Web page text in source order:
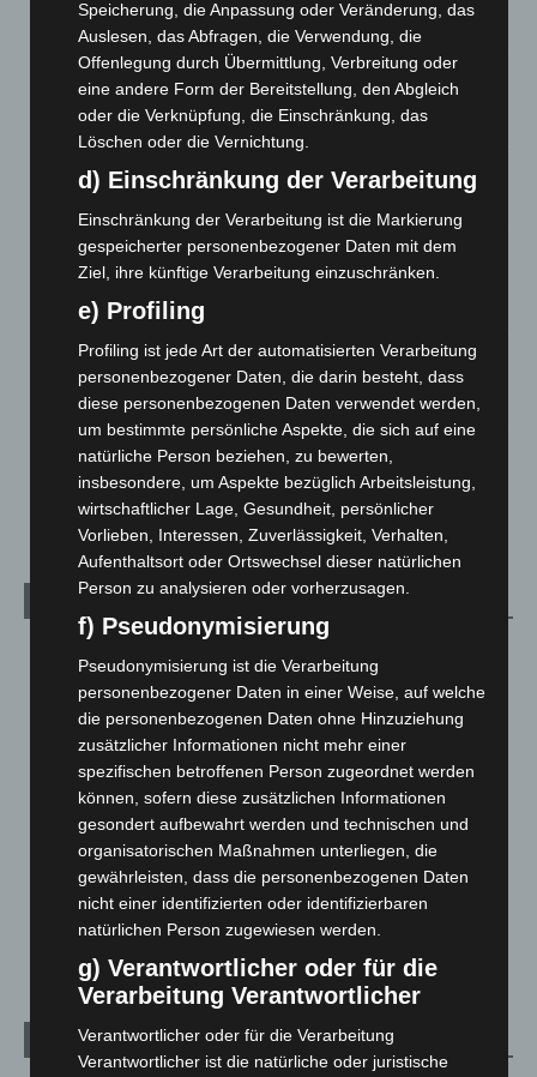
5. August 2026
Gasleitung bei McDonald’s-Umbau in Langenhagen
beschädigt
5. August 2026
Anklage nach Abschaltung von „Archetyp Market“ erhoben
Hannover: Polizei stoppt 166 Trunkenheitsfahrten bei
Großkontrolle
2. August 2026
Hannover Klassik Open Air 2026: Französische Oper im
Maschpark
2. August 2026
Schwarz Digits und Zscaler starten souveräne Cloud-
Sicherheitsplattform für Europa
2. August 2026
Corona-News
712
Hannover und Region
5.034
Langenhagen und Ortsteile
Leserbriefe
Menschen
Über uns
Veranstaltungen
Archiv
Speicherung, die Anpassung oder Veränderung, das
Auslesen, das Abfragen, die Verwendung, die
Offenlegung durch Übermittlung, Verbreitung oder
eine andere Form der Bereitstellung, den Abgleich
oder die Verknüpfung, die Einschränkung, das
Löschen oder die Vernichtung.
d) Einschränkung der Verarbeitung
Einschränkung der Verarbeitung ist die Markierung
gespeicherter personenbezogener Daten mit dem
Ziel, ihre künftige Verarbeitung einzuschränken.
e) Profiling
Profiling ist jede Art der automatisierten Verarbeitung
personenbezogener Daten, die darin besteht, dass
diese personenbezogenen Daten verwendet werden,
um bestimmte persönliche Aspekte, die sich auf eine
natürliche Person beziehen, zu bewerten,
insbesondere, um Aspekte bezüglich Arbeitsleistung,
wirtschaftlicher Lage, Gesundheit, persönlicher
Vorlieben, Interessen, Zuverlässigkeit, Verhalten,
Aufenthaltsort oder Ortswechsel dieser natürlichen
Person zu analysieren oder vorherzusagen.
f) Pseudonymisierung
Pseudonymisierung ist die Verarbeitung
personenbezogener Daten in einer Weise, auf welche
die personenbezogenen Daten ohne Hinzuziehung
zusätzlicher Informationen nicht mehr einer
spezifischen betroffenen Person zugeordnet werden
können, sofern diese zusätzlichen Informationen
gesondert aufbewahrt werden und technischen und
organisatorischen Maßnahmen unterliegen, die
gewährleisten, dass die personenbezogenen Daten
nicht einer identifizierten oder identifizierbaren
natürlichen Person zugewiesen werden.
g) Verantwortlicher oder für die
Verarbeitung Verantwortlicher
Verantwortlicher oder für die Verarbeitung
Verantwortlicher ist die natürliche oder juristische